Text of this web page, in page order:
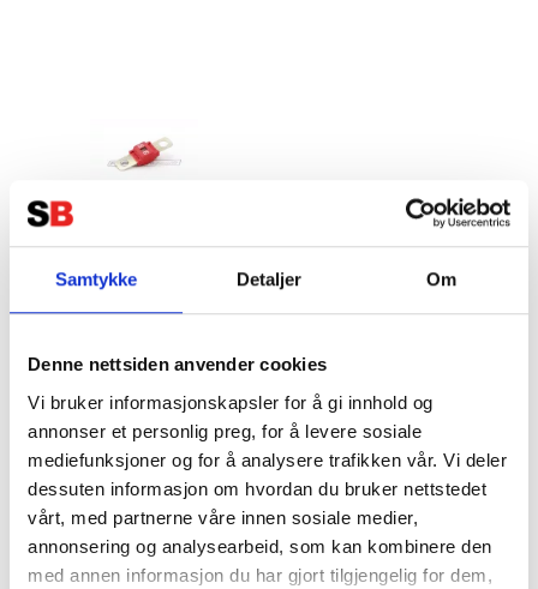
Samtykke Detaljer Om
Denne nettsiden anvender cookies
Vi bruker informasjonskapsler for å gi innhold og
annonser et personlig preg, for å levere sosiale
mediefunksjoner og for å analysere trafikken vår. Vi deler
dessuten informasjon om hvordan du bruker nettstedet
vårt, med partnerne våre innen sosiale medier,
annonsering og analysearbeid, som kan kombinere den
med annen informasjon du har gjort tilgjengelig for dem,
Teknisk data:
Typ: MEGA S Säkring
Ampere: 50A
Max. arbetsspänning: 58V
Längd (..
mer info